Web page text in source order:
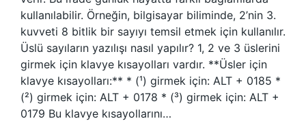
kullanılabilir. Örneğin, bilgisayar biliminde, 2’nin 3.
kuvveti 8 bitlik bir sayıyı temsil etmek için kullanılır.
Üslü sayıların yazılışı nasıl yapılır? 1, 2 ve 3 üslerini
girmek için klavye kısayolları vardır. **Üsler için
klavye kısayolları:** * (¹) girmek için: ALT + 0185 *
(²) girmek için: ALT + 0178 * (³) girmek için: ALT +
0179 Bu klavye kısayollarını…